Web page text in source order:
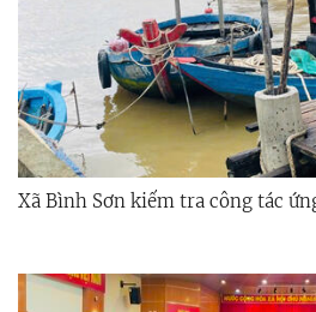
Xã Bình Sơn kiểm tra công tác